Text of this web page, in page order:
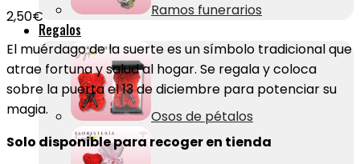
Ramos funerarios
Regalos
Osos de pétalos
2,50€
El muérdago de la suerte es un símbolo tradicional que
atrae fortuna y salud al hogar. Se regala y coloca
sobre la puerta el 13 de diciembre para potenciar su
magia.
Solo disponible para recoger en tienda